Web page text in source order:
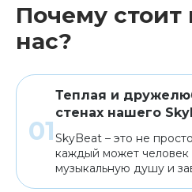
Почему стоит
нас?
Теплая и
стенах нашего
SkyBeat – это не
каждый может
музыкальную душу и